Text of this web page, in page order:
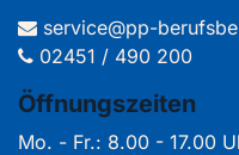
service@pp-
02451 / 490 200
Öffnungszeiten
Mo. - Fr.: 8.00 - 17.00